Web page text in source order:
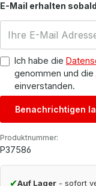
E-Mail erhalten
Ich habe die
genommen und die
einverstanden.
Benachrichtigen
Produktnummer:
P37586
✔Auf Lager - sofort